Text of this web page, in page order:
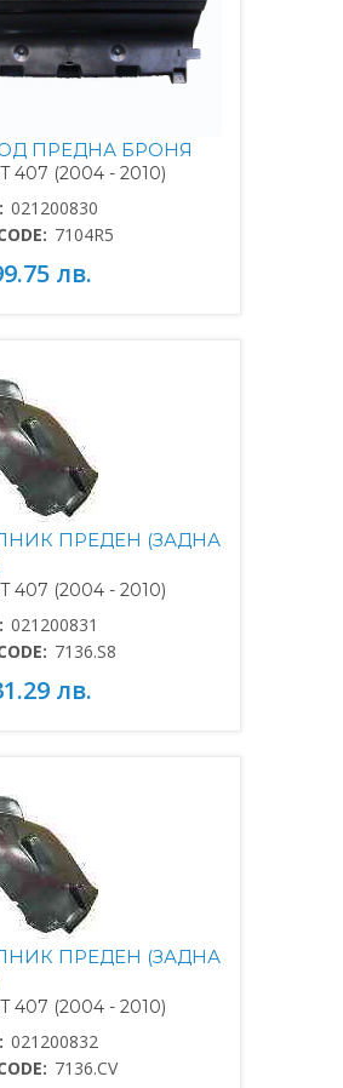
ПРЕДНА БРОНЯ
407 (2004 - 2010)
021200830
7104R5
лв.
ПРЕДЕН (ЗАДНА
407 (2004 - 2010)
021200831
7136.S8
лв.
ПРЕДЕН (ЗАДНА
407 (2004 - 2010)
021200832
7136.CV